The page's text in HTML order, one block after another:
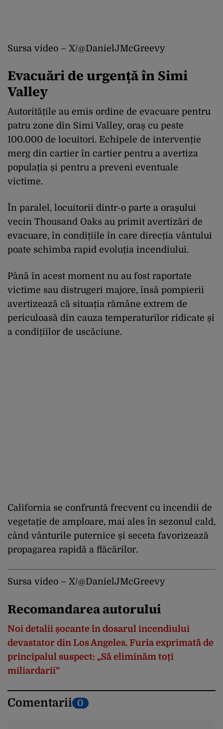
Sursa video – X/@DanielJMcGreevy
Evacuări de urgență în Simi
Valley
Autoritățile au emis ordine de evacuare pentru
patru zone din Simi Valley, oraș cu peste
100.000 de locuitori. Echipele de intervenție
merg din cartier în cartier pentru a avertiza
populația și pentru a preveni eventuale
victime.
În paralel, locuitorii dintr-o parte a orașului
vecin Thousand Oaks au primit avertizări de
evacuare, în condițiile în care direcția vântului
poate schimba rapid evoluția incendiului.
Până în acest moment nu au fost raportate
victime sau distrugeri majore, însă pompierii
avertizează că situația rămâne extrem de
periculoasă din cauza temperaturilor ridicate și
a condițiilor de uscăciune.
California se confruntă frecvent cu incendii de
vegetație de amploare, mai ales în sezonul cald,
când vânturile puternice și seceta favorizează
propagarea rapidă a flăcărilor.
Sursa video – X/@DanielJMcGreevy
Recomandarea autorului
Noi detalii șocante în dosarul incendiului
devastator din Los Angeles. Furia exprimată de
principalul suspect: „Să eliminăm toți
miliardarii”
Comentarii 0